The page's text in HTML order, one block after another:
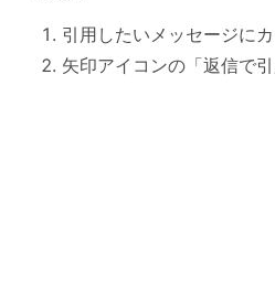
引用したいメッセージに
矢印アイコンの「返信で